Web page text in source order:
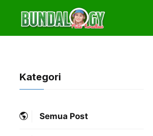
content
Kategori
Semua Post